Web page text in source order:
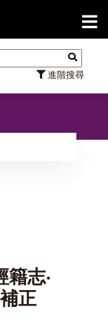
進階搜尋
【7/
籍志‧
正